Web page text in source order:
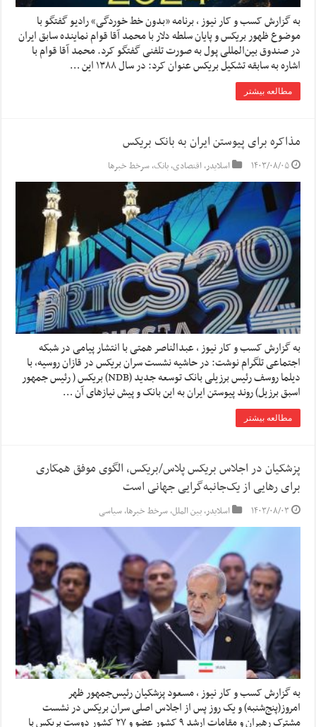
به گزارش کسب و کار نیوز ، برنامه «بدون خط خوردگی» رادیو گفتگو با
موضوع ظهور بریکس و پایان سلطه دلار با محمد آقا قوام نماینده سابق ایران
در صندوق بین‌المللی پول به صورت تلفنی گفتگو کرد. محمد آقا قوام با
اشاره به سابقه تشکیل بریکس عنوان کرد: در سال ۱۳۸۸ این …
مطالعه بیشتر
مذاکره برای پیوستن ایران به بانک بریکس
۱۴۰۳/۰۸/۰۵ اسلایدر,اقتصادی,بانک,سرخط خبرها
به گزارش کسب و کار نیوز ، عبدالناصر همتی با انتشار پیامی در شبکه
اجتماعی تلگرام نوشت: در حاشیه نشست سران بریکس در قازان روسیه، با
دیلما روسف رئیس برزیلی بانک توسعه جدید (NDB) بریکس ( رئیس جمهور
اسبق برزیل) روند پیوستن ایران به این بانک و پیش نیازهای آن …
مطالعه بیشتر
پزشکیان در اجلاس بریکس پلاس/بریکس، الگوی موفق همکاری
برای رهایی از یک‌جانبه‌گرایی جهانی است
۱۴۰۳/۰۸/۰۳ اسلایدر,بین الملل,سرخط خبرها,سیاسی
به گزارش کسب و کار نیوز ، مسعود پزشکیان رئیس‌جمهور ظهر
امروز(پنج‌شنبه) و یک روز پس از اجلاس اصلی سران بریکس در نشست
مشترک رهبران و مقامات ارشد ۹ کشور عضو و ۲۷ کشور دوست بریکس با